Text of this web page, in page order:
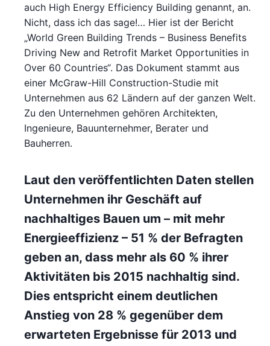
auch High Energy Efficiency Building genannt, an.
Nicht, dass ich das sage!… Hier ist der Bericht
„World Green Building Trends – Business Benefits
Driving New and Retrofit Market Opportunities in
Over 60 Countries“. Das Dokument stammt aus
einer McGraw-Hill Construction-Studie mit
Unternehmen aus 62 Ländern auf der ganzen Welt.
Zu den Unternehmen gehören Architekten,
Ingenieure, Bauunternehmer, Berater und
Bauherren.
Laut den veröffentlichten Daten stellen
Unternehmen ihr Geschäft auf
nachhaltiges Bauen um – mit mehr
Energieeffizienz – 51 % der Befragten
geben an, dass mehr als 60 % ihrer
Aktivitäten bis 2015 nachhaltig sind.
Dies entspricht einem deutlichen
Anstieg von 28 % gegenüber dem
erwarteten Ergebnisse für 2013 und